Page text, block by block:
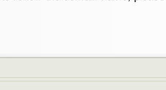
Sie bitte Ihren Service-